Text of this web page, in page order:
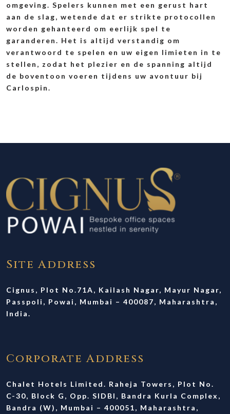
omgeving. Spelers kunnen met een gerust hart
aan de slag, wetende dat er strikte protocollen
worden gehanteerd om eerlijk spel te
garanderen. Het is altijd verstandig om
verantwoord te spelen en uw eigen limieten in te
stellen, zodat het plezier en de spanning altijd
de boventoon voeren tijdens uw avontuur bij
Carlospin.
Site Address
Cignus, Plot No.71A, Kailash Nagar, Mayur Nagar,
Passpoli, Powai, Mumbai – 400087, Maharashtra,
India.
Corporate Address
Chalet Hotels Limited. Raheja Towers, Plot No.
C-30, Block G, Opp. SIDBI, Bandra Kurla Complex,
Bandra (W), Mumbai – 400051, Maharashtra,